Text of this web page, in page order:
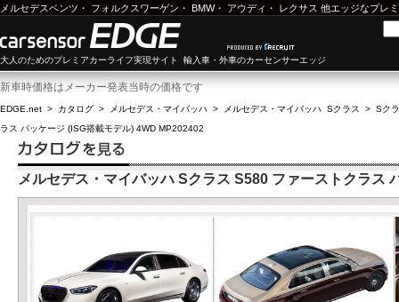
メルセデスベンツ ・ フォルクスワーゲン ・ BMW・ アウディ ・ レクサス 他エッジなプレ
大人のためのプレミアカーライフ実現サイト 輸入車・外車のカーセンサーエッジ
新車時価格はメーカー発表当時の価格です
EDGE.net > カタログ > メルセデス・マイバッハ > メルセデス・マイバッハ Sクラス > Sク
ラス パッケージ (ISG搭載モデル) 4WD MP202402
メルセデス・マイバッハ Sクラス S580 ファーストクラス